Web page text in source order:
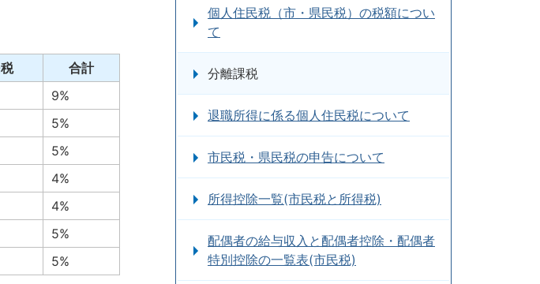
合計
9%
5%
5%
4%
4%
5%
5%
個人住民税（市・県民税）の税額につい
て
分離課税
退職所得に係る個人住民税について
市民税・県民税の申告について
所得控除一覧(市民税と所得税)
配偶者の給与収入と配偶者控除・配偶者
特別控除の一覧表(市民税)